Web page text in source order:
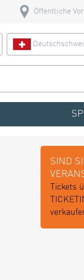
Öffentliche
SIND
Tickets